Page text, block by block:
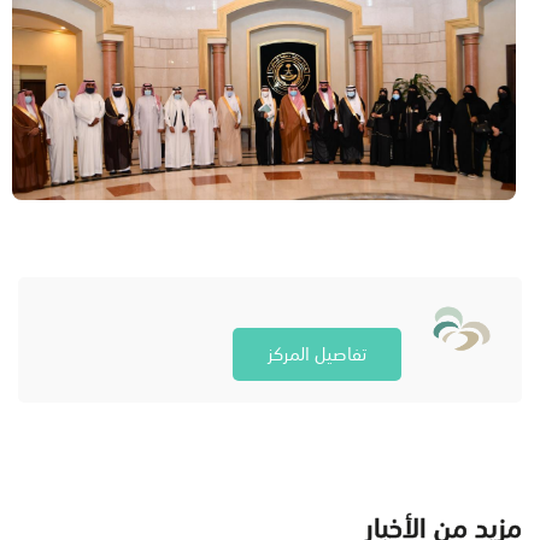
تفاصيل المركز
مزيد من الأخبار